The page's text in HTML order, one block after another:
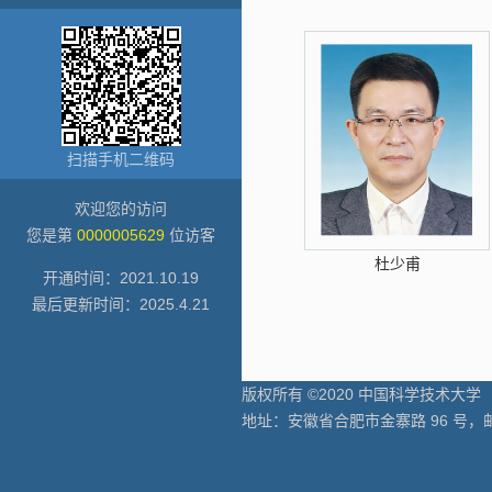
扫描手机二维码
欢迎您的访问
您是第 0000005629 位访客
开通时间： 2021 10 19
最后更新时间： 2025 4 21
杜少甫
版权所有 ©2020 中国科学技术大学
地址：安徽省合肥市金寨路 96 号，